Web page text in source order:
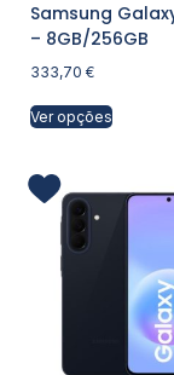
Samsung
– 8GB/256GB
333,70 €
Ver opções